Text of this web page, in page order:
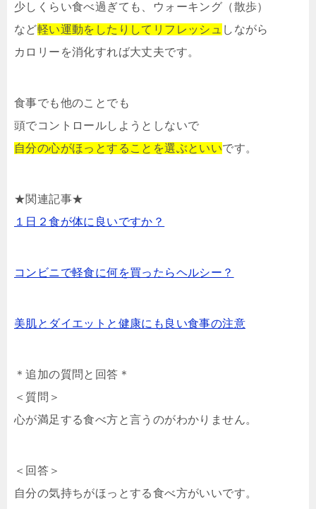
少しくらい食べ過ぎても、ウォーキング（散歩）
など軽い運動をしたりしてリフレッシュ しながら
カロリーを消化すれば大丈夫です。
食事でも他のことでも
頭でコントロールしようとしないで
自分の心がほっとすることを選ぶといいです。
★関連記事★
１日２食が体に良いですか？
コンビニで軽食に何を買ったらヘルシー？
美肌とダイエットと健康にも良い食事の注意
＊追加の質問と回答＊
＜質問＞
心が満足する食べ方と言うのがわかりません。
＜回答＞
自分の気持ちがほっとする食べ方がいいです。